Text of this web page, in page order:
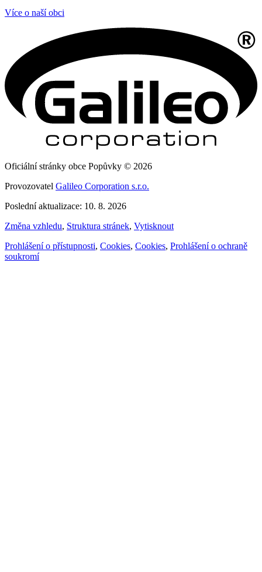
Více o naší obci
Oficiální stránky obce Popůvky © 2026
Provozovatel Galileo Corporation s.r.o.
Poslední aktualizace: 10. 8. 2026
Změna vzhledu, Struktura stránek, Vytisknout
Prohlášení o přístupnosti, Cookies, Cookies, Prohlášení o ochraně
soukromí